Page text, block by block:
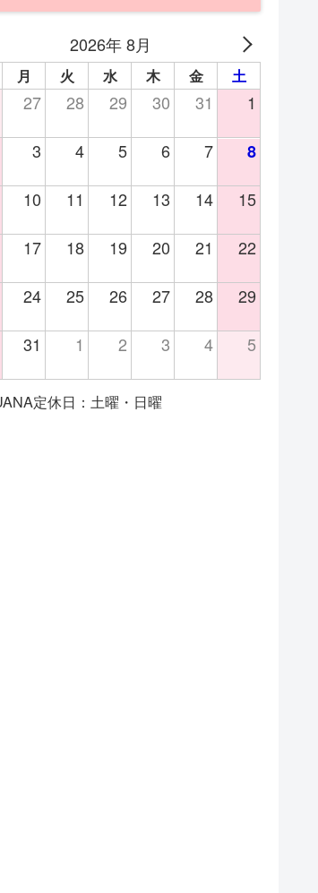
2026年 8月
月 火 水 木 金 土
27 28 29 30 31 1
3 4 5 6 7 8
10 11 12 13 14 15
17 18 19 20 21 22
24 25 26 27 28 29
31 1 2 3 4 5
定休日：土曜・日曜